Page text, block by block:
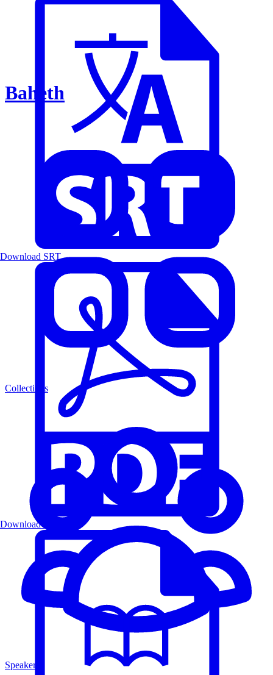
Baheth
Collections
Speakers
Download SRT
Download PDF